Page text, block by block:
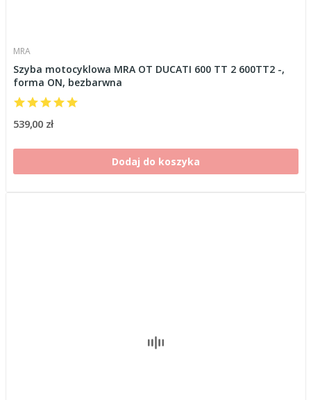
MRA
Szyba motocyklowa MRA OT DUCATI 600 TT 2 600TT2 -,
forma ON, bezbarwna
539,00 zł
Dodaj do koszyka